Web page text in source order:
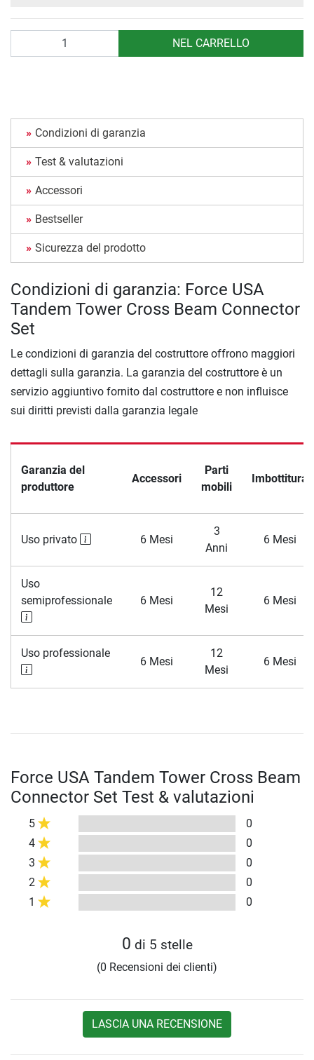
NEL CARRELLO
Condizioni di garanzia
Test & valutazioni
Accessori
Bestseller
Sicurezza del prodotto
Condizioni di garanzia: Force USA
Tandem Tower Cross Beam Connector
Set
Le condizioni di garanzia del costruttore offrono maggiori
dettagli sulla garanzia. La garanzia del costruttore è un
servizio aggiuntivo fornito dal costruttore e non influisce
sui diritti previsti dalla garanzia legale
Garanzia del
produttore
Accessori
Parti
mobili
Imbottitura
Uso privato 6 Mesi
3
Anni
6 Mesi
Uso
semiprofessionale
6 Mesi
12
Mesi
6 Mesi
Uso professionale
6 Mesi
12
Mesi
6 Mesi
Force USA Tandem Tower Cross Beam
Connector Set Test & valutazioni
5
0
4
0
3
0
2
0
1
0
0 di 5 stelle
(0 Recensioni dei clienti)
LASCIA UNA RECENSIONE